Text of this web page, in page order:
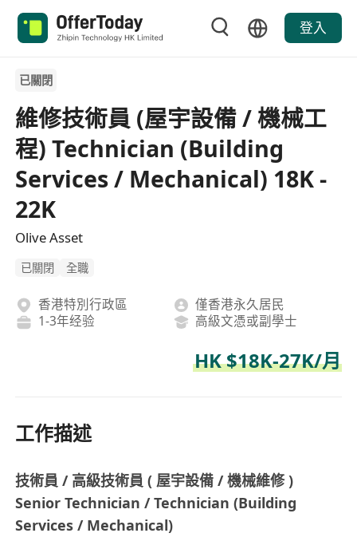
登入
已關閉
維修技術員 (屋宇設備 / 機械工
程) Technician (Building
Services / Mechanical) 18K -
22K
Olive Asset
已關閉 全職
香港特別行政區
僅香港永久居民
1-3年经验
高級文憑或副學士
HK $18K-27K/月
工作描述
技術員 / 高級技術員 ( 屋宇設備 / 機械維修 )
Senior Technician / Technician (Building
Services / Mechanical)